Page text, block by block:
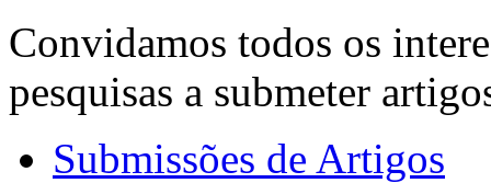
Convidamos todos os
pesquisas a submeter
Submissões de Artigos